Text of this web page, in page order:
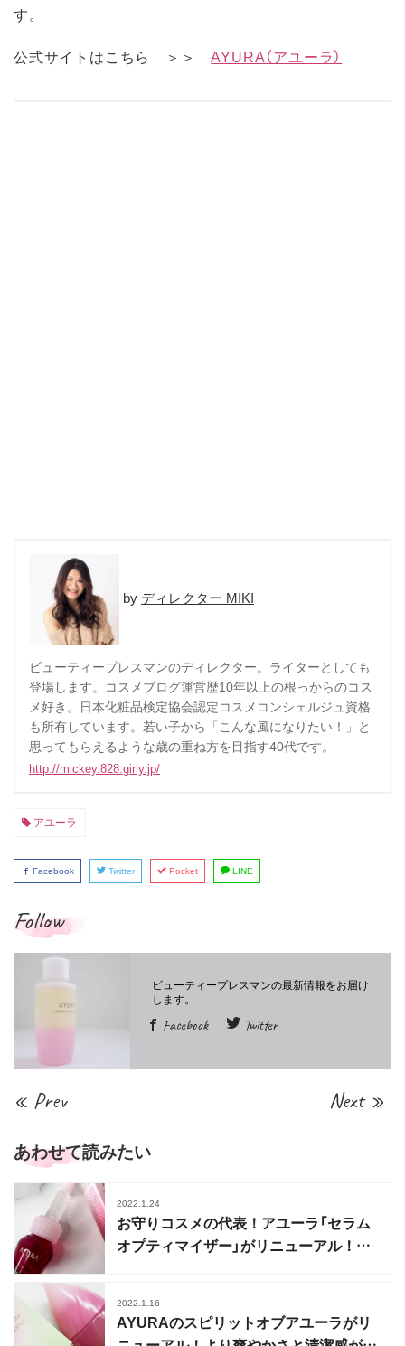
す。
公式サイトはこちら ＞＞AYURA（アユーラ）
ディレクター MIKI
ビューティープレスマンのディレクター。ライターとしても
登場します。コスメブログ運営歴10年以上の根っからのコス
メ好き。日本化粧品検定協会認定コスメコンシェルジュ資格
も所有しています。若い子から「こんな風になりたい！」と
思ってもらえるような歳の重ね方を目指す40代です。
http://mickey.828.girly.jp/
アユーラ
Facebook Twitter Pocket LINE
Follow
Facebook Twitter
« Prev Next »
あわせて読みたい
2022.1.24
お守りコスメの代表！アユーラ「セラム
オプティマイザー」がリニューアル！マ
2022.1.16
AYURAのスピリットオブアユーラがリ